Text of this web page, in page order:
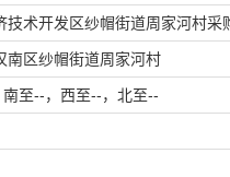
技术开发区纱帽街道周家河村采
南区纱帽街道周家河村
南至--，西至--，北至--